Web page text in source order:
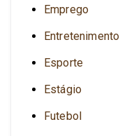
Emprego
Entretenimento
Esporte
Estágio
Futebol